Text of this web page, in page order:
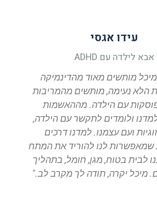
עידו אגסי
אבא לילדה עם ADHD
מותשים מאוד מהדינמיקה
הלא נעימה, מותשים מהמריבות
עם הילדה. מההאשמות
ולומדים לתקשר עם הילדה,
ועם עצמנו. למדנו דרכים
שמאפשרות לנו להוריד את המתח
לבית בטוח, מגן, חומל, בתהליך
מיכל יקרה, תודה לך מקרב לב."